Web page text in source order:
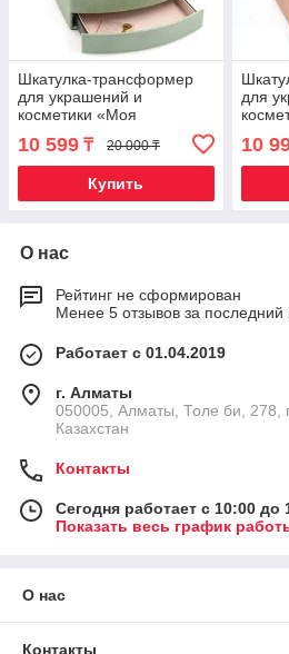
Шкатулка-трансформер
для украшений и
косметики «Моя
прелесть» с
автооткрыванием
(Мятный)
10 599 ₸ 20 000 ₸
Купить
для
10
О нас
Рейтинг не сформирован
Менее 5 отзывов за последний
Работает с 01.04.2019
г. Алматы
050005, Алматы, Толе би,
Казахстан
Контакты
Сегодня работает с 10:00 до
Показать весь график
О нас
Контакты